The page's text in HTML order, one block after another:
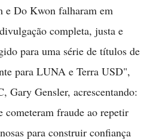
e Do Kwon falharam em
completa, justa e
para uma série de títulos de
para LUNA e Terra USD",
Gary Gensler, acrescentando:
cometeram fraude ao repetir
para construir confiança